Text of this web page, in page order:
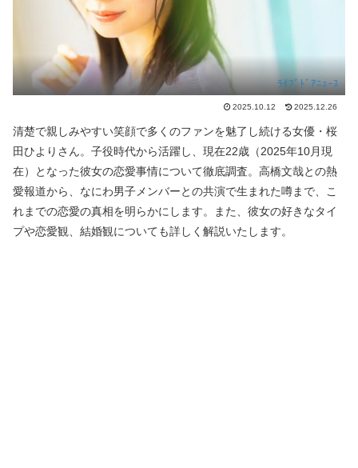
ﾗｲﾌﾞﾄﾞｱﾆｭｰｽ
2025.10.12 2025.12.26
清楚で親しみやすい笑顔で多くのファンを魅了し続ける女優・桜
田ひよりさん。子役時代から活躍し、現在22歳（2025年10月現
在）となった彼女の恋愛事情について徹底調査。高橋文哉との熱
愛報道から、なにわ男子メンバーとの共演で生まれた噂まで、こ
れまでの恋愛の真相を明らかにします。また、彼女の好きなタイ
プや恋愛観、結婚観についても詳しく解説いたします。